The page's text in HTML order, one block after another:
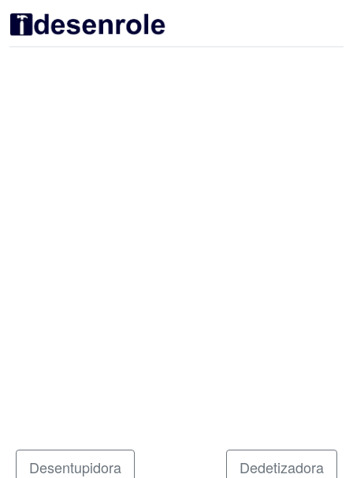
Desentupidora Dedetizadora